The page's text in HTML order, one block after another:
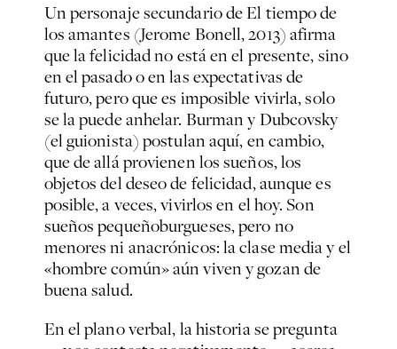
Un personaje secundario deEl tiempo de
los amantes (Jerome Bonell, 2013) afirma
que la felicidad no está en el presente, sino
en el pasado o en las expectativas de
futuro, pero que es imposible vivirla, solo
se la puede anhelar. Burman y Dubcovsky
(el guionista) postulan aquí, en cambio,
que de allá provienen los sueños, los
objetos del deseo de felicidad, aunque es
posible, a veces, vivirlos en el hoy. Son
sueños pequeñoburgueses, pero no
menores ni anacrónicos: la clase media y el
«hombre común» aún viven y gozan de
buena salud.
En el plano verbal, la historia se pregunta